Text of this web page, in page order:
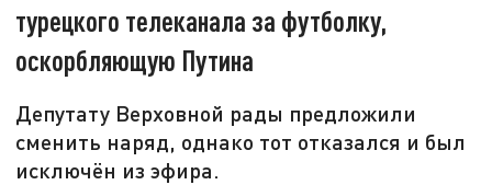
турецкого телеканала за футболку,
оскорбляющую Путина
Депутату Верховной рады предложили
сменить наряд, однако тот отказался и был
исключён из эфира.